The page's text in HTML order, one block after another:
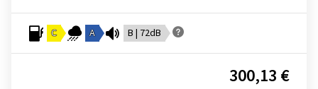
C A B | 72dB
300,13 €